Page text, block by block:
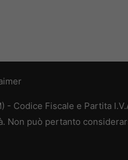
- Codice Fiscale e Partita
Non può pertanto